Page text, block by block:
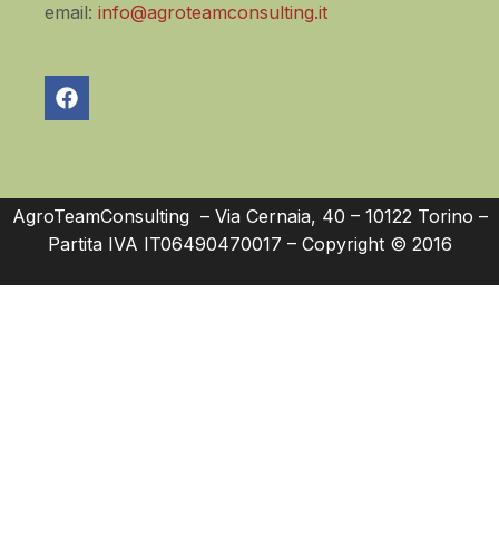
email: info@agroteamconsulting.it
AgroTeamConsulting – Via Cernaia, 40 – 10122 Torino –
Partita IVA IT06490470017 – Copyright © 2016